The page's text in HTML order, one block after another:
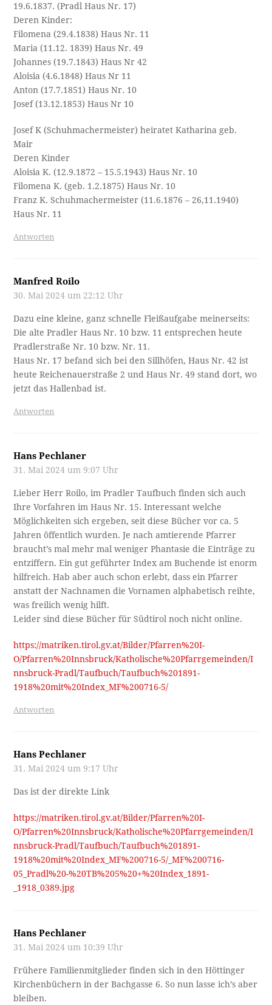
19.6.1837. (Pradl Haus Nr. 17)
Deren Kinder:
Filomena (29.4.1838) Haus Nr. 11
Maria (11.12. 1839) Haus Nr. 49
Johannes (19.7.1843) Haus Nr 42
Aloisia (4.6.1848) Haus Nr 11
Anton (17.7.1851) Haus Nr. 10
Josef (13.12.1853) Haus Nr 10
Josef K (Schuhmachermeister) heiratet Katharina geb.
Mair
Deren Kinder
Aloisia K. (12.9.1872 – 15.5.1943) Haus Nr. 10
Filomena K. (geb. 1.2.1875) Haus Nr. 10
Franz K. Schuhmachermeister (11.6.1876 – 26,11.1940)
Haus Nr. 11
Antworten
Manfred Roilo
30. Mai 2024 um 22:12 Uhr
Dazu eine kleine, ganz schnelle Fleißaufgabe meinerseits:
Die alte Pradler Haus Nr. 10 bzw. 11 entsprechen heute
Pradlerstraße Nr. 10 bzw. Nr. 11.
Haus Nr. 17 befand sich bei den Sillhöfen, Haus Nr. 42 ist
heute Reichenauerstraße 2 und Haus Nr. 49 stand dort, wo
jetzt das Hallenbad ist.
Antworten
Hans Pechlaner
31. Mai 2024 um 9:07 Uhr
Lieber Herr Roilo, im Pradler Taufbuch finden sich auch
Ihre Vorfahren im Haus Nr. 15. Interessant welche
Möglichkeiten sich ergeben, seit diese Bücher vor ca. 5
Jahren öffentlich wurden. Je nach amtierende Pfarrer
braucht’s mal mehr mal weniger Phantasie die Einträge zu
entziffern. Ein gut geführter Index am Buchende ist enorm
hilfreich. Hab aber auch schon erlebt, dass ein Pfarrer
anstatt der Nachnamen die Vornamen alphabetisch reihte,
was freilich wenig hilft.
Leider sind diese Bücher für Südtirol noch nicht online.
https://matriken.tirol.gv.at/Bilder/Pfarren%20I-
O/Pfarren%20Innsbruck/Katholische%20Pfarrgemeinden/I
nnsbruck-Pradl/Taufbuch/Taufbuch%201891-
1918%20mit%20Index_MF%200716-5/
Antworten
Hans Pechlaner
31. Mai 2024 um 9:17 Uhr
Das ist der direkte Link
https://matriken.tirol.gv.at/Bilder/Pfarren%20I-
O/Pfarren%20Innsbruck/Katholische%20Pfarrgemeinden/I
nnsbruck-Pradl/Taufbuch/Taufbuch%201891-
1918%20mit%20Index_MF%200716-5/_MF%200716-
05_Pradl%20-%20TB%205%20+%20Index_1891-
_1918_0389.jpg
Hans Pechlaner
31. Mai 2024 um 10:39 Uhr
Frühere Familienmitglieder finden sich in den Höttinger
Kirchenbüchern in der Bachgasse 6. So nun lasse ich’s aber
bleiben.